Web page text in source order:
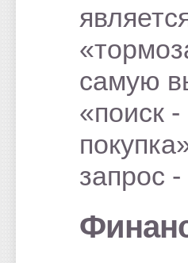
самую
«поиск
запрос